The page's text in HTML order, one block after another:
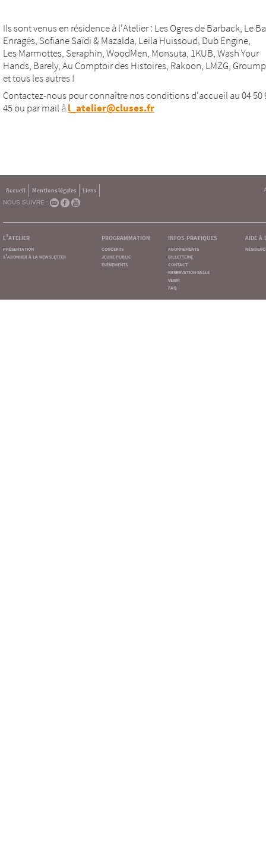
Ils sont venus en résidence à l'Atelier : Les Ogres de Barback, Le
Enragés, Sofiane Saïdi & Mazalda, Leila Huissoud, Dub Engine,
Les Marmottes, Seraphin, WoodMen, Monsuta, 1KUB, Wash Your
Hands, Barely, Au Comptoir des Histoires, Rakoon, LMZG,
et tous les autres !
Contactez-nous pour connaître nos conditions d'accueil au 04 50
45 ou par mail à l_atelier@cluses.fr
Accueil Mentions légales
Liens
NOUS SUIVRE :
l'atelier
présentation
s'abonner à la newsletter
programmation
concerts
jeune public
événements
infos pratiques
abonnements
billetterie
contact
reservation salle
venir
faq
aide